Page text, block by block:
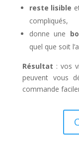
reste lisible
compliqués,
donne une
quel que soit
Résultat : vos
peuvent vous
commande